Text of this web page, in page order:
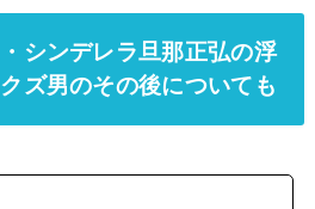
シンデレラ旦那正弘の浮
ズ男のその後についても